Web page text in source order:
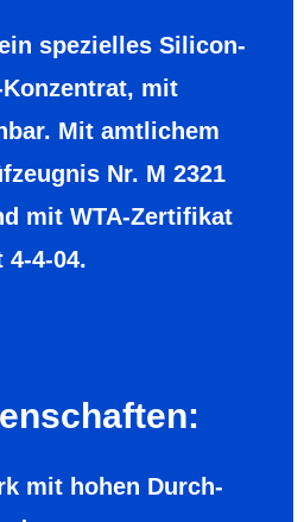
spezielles Silicon-
mit
Mit amtli­chem
Nr. M 2321
mit WTA-Zerti­fikat
4-4-04.
mit hohen Durch­